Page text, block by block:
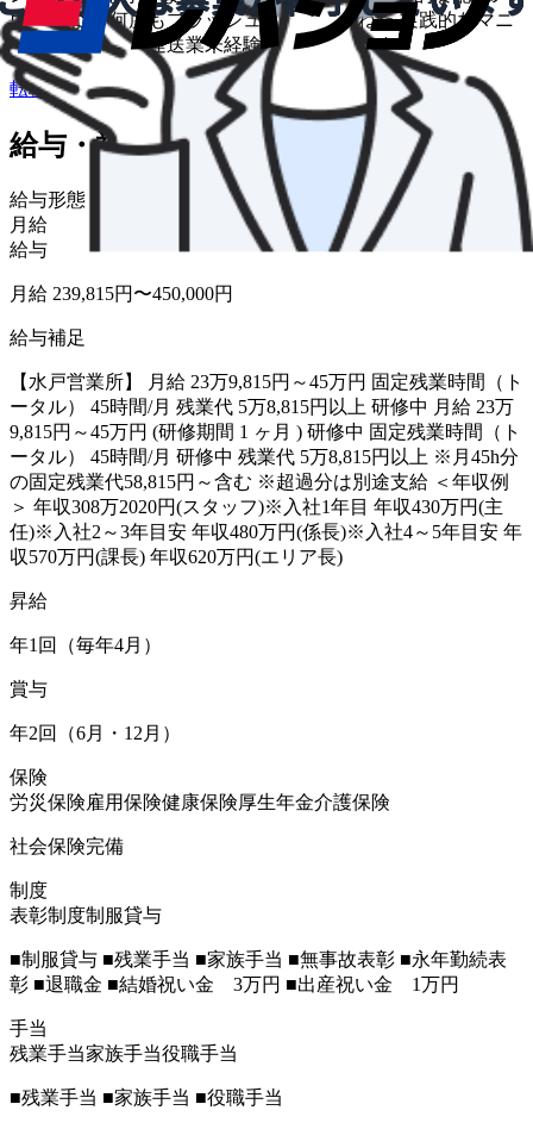
ウハウなど 何度もブラッシュアップを重ねた 実践的なマニ
ュアルを完備。 運送業未経験の方も安心です
転職について相談する
給与・福利厚生
給与形態
月給
給与
月給 239,815円〜450,000円
給与補足
【水戸営業所】 月給 23万9,815円～45万円 固定残業時間（ト
ータル） 45時間/月 残業代 5万8,815円以上 研修中 月給 23万
9,815円～45万円 (研修期間 1 ヶ月 ) 研修中 固定残業時間（ト
ータル） 45時間/月 研修中 残業代 5万8,815円以上 ※月45h分
の固定残業代58,815円～含む ※超過分は別途支給 ＜年収例
＞ 年収308万2020円(スタッフ)※入社1年目 年収430万円(主
任)※入社2～3年目安 年収480万円(係長)※入社4～5年目安 年
収570万円(課長) 年収620万円(エリア長)
昇給
年1回（毎年4月）
賞与
年2回（6月・12月）
保険
労災保険雇用保険健康保険厚生年金介護保険
社会保険完備
制度
表彰制度制服貸与
■制服貸与 ■残業手当 ■家族手当 ■無事故表彰 ■永年勤続表
彰 ■退職金 ■結婚祝い金 3万円 ■出産祝い金 1万円
手当
残業手当家族手当役職手当
■残業手当 ■家族手当 ■役職手当